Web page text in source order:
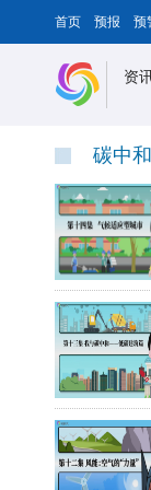
首页 预报 预
资
碳中